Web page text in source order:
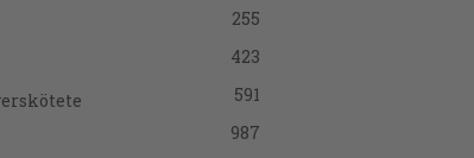
255
423
591
987